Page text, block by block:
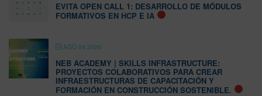
EVITA OPEN CALL 1: DESARROLLO DE MÓDULOS
FORMATIVOS EN HCP E IA
AGO 09 2026
NEB ACADEMY | SKILLS INFRASTRUCTURE:
PROYECTOS COLABORATIVOS PARA CREAR
INFRAESTRUCTURAS DE CAPACITACIÓN Y
FORMACIÓN EN CONSTRUCCIÓN SOSTENIBLE.